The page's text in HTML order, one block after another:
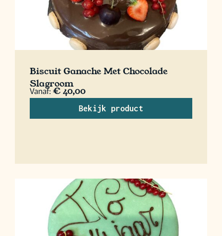
Biscuit Ganache Met Chocolade
Slagroom
Vanaf: €40,00
Bekijk product